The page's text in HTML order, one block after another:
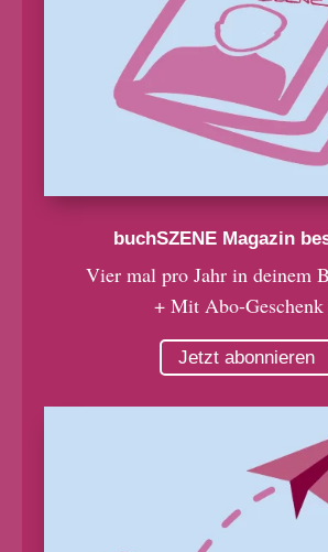
buchSZENE Magazin
Vier mal pro Jahr in deinem
+ Mit Abo-
Jetzt abonnieren